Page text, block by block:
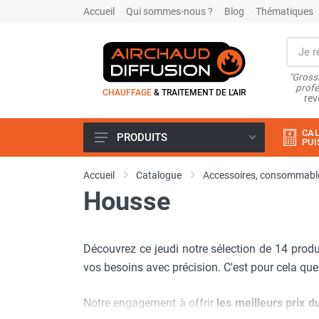
Accueil Qui sommes-nous ? Blog Thématiques
CHAUFFAGE & TRAITEMENT DE L'AIR
Climatiseur
Climatiseur mobile
Climatiseur fixe
Rafraîchisseur d'air
Rafraîchisseur d'air gainable
PRODUITS
Accueil Catalogue Accessoires,
Housse
Découvrez ce jeudi notre sélection de 14
vos besoins avec précision. C'est pour cela
Notre engagement à offrir les meilleurs prix